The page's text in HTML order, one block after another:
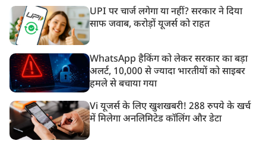
UPI पर चार्ज लगेगा या नहीं? सरकार ने दिया
साफ जवाब, करोड़ों यूजर्स को राहत
WhatsApp हैकिंग को लेकर सरकार का बड़ा
अलर्ट, 10,000 से ज्यादा भारतीयों को साइबर
हमले से बचाया गया
Vi यूजर्स के लिए खुशखबरी! 288 रुपये के खर्च
में मिलेगा अनलिमिटेड कॉलिंग और डेटा